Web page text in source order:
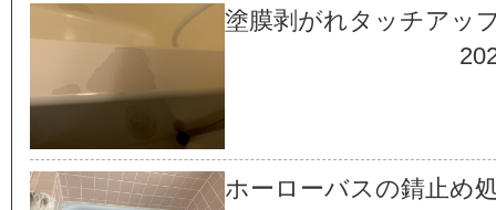
塗膜剥がれタッチアッ
ホーローバスの錆止め